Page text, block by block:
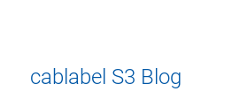
cablabel S3 Blog